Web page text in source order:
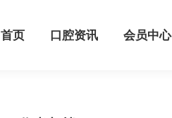
首页 口腔资讯 会员中心